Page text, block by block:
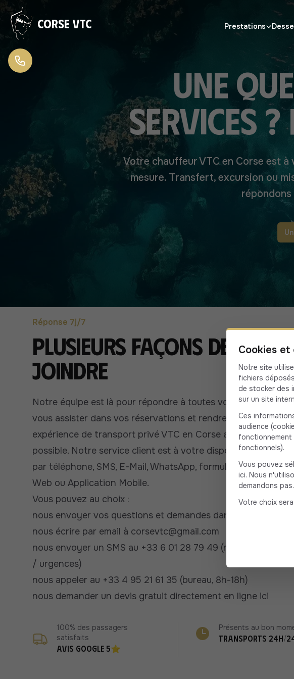
Aller au contenu
Corse VTC Prestations
Une
services ?
Votre chauffeur VTC en Corse est
mesure. Transfert, excursion ou
répondons
Réponse 7j/7
Plusieurs façons de nous
joindre
Notre équipe est là pour répondre à toutes vos questions,
vous assister dans vos réservations et rendre votre
expérience de transport privé VTC en Corse aussi fluide que
possible. Notre service client est à votre disposition 24/7
par téléphone, SMS, E-Mail, WhatsApp, formulaire du Site
Web ou Application Mobile.
Vous pouvez au choix :
nous envoyer vos questions et demandes dans le tchat
nous écrire par email à corsevtc@gmail.com
nous envoyer un SMS au +33 6 01 28 79 49 (réservé courses
/ urgences)
nous appeler au +33 4 95 21 61 35 (bureau, 8h-18h)
nous demander un devis gratuit directement en ligne ici
Avis Google 5⭐
100% des passagers
satisfaits
Transports 24h/
Présents au bon
Cookies
Notre site
fichiers
de stocker des
sur un site
Ces
audience
fonctionnels).
Vous pouvez
ici. Nous
demandons pas.
Votre choix